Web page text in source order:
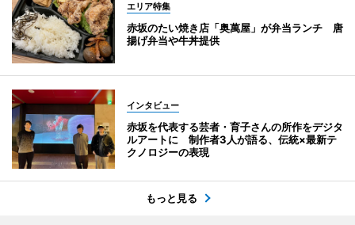
エリア特集
赤坂のたい焼き店「奥萬屋」が弁当ランチ 唐
揚げ弁当や牛丼提供
インタビュー
赤坂を代表する芸者・育子さんの所作をデジタ
ルアートに 制作者3人が語る、伝統×最新テ
クノロジーの表現
もっと見る